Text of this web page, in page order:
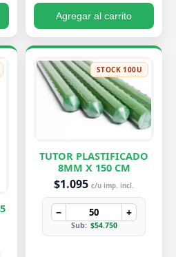
Agregar al carrito
STOCK 100U
TUTOR PLASTIFICADO
8MM X 150 CM
$1.095 c/u imp. incl.
− +
Sub: $54.750